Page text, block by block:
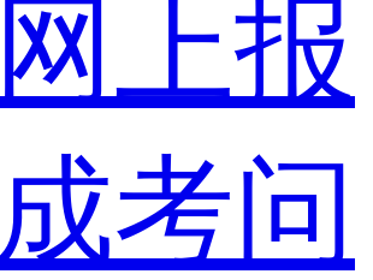
网上报
成考问